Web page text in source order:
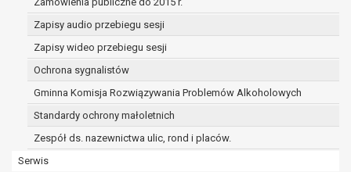
Zapisy audio przebiegu sesji
Zapisy wideo przebiegu sesji
Ochrona sygnalistów
Gminna Komisja Rozwiązywania Problemów Alkoholowych
Standardy ochrony małoletnich
Zespół ds. nazewnictwa ulic, rond i placów.
Serwis
osobowych – na okres pozwalający
administratorowi sprawdzić
prawidłowość tych danych,
przetwarzanie danych jest niezgodne
z prawem, a osoba, której dane
dotyczą, sprzeciwia się usunięciu
danych, żądając w zamian ich
ograniczenia,